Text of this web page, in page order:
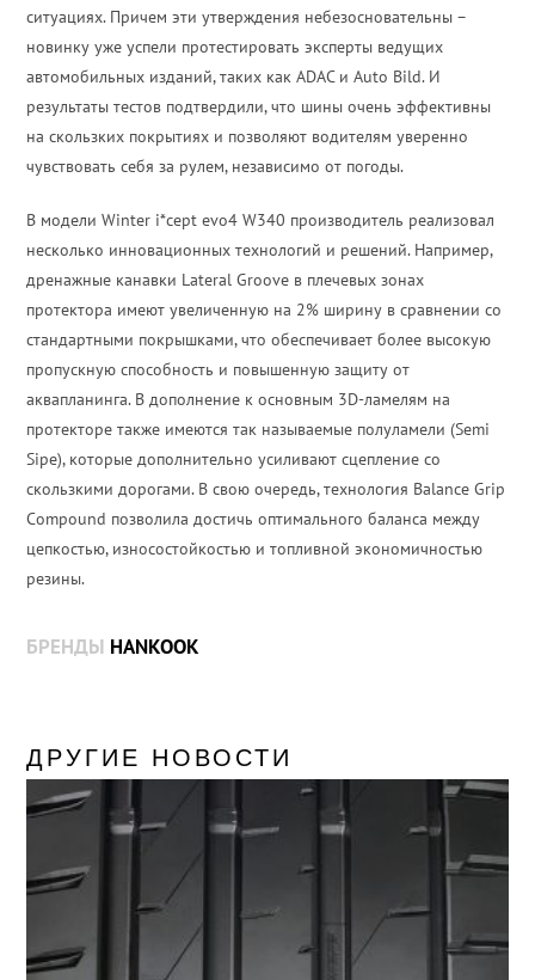
ситуациях. Причем эти утверждения небезосновательны –
новинку уже успели протестировать эксперты ведущих
автомобильных изданий, таких как ADAC и Auto Bild. И
результаты тестов подтвердили, что шины очень эффективны
на скользких покрытиях и позволяют водителям уверенно
чувствовать себя за рулем, независимо от погоды.
В модели Winter i*cept evo4 W340 производитель реализовал
несколько инновационных технологий и решений. Например,
дренажные канавки Lateral Groove в плечевых зонах
протектора имеют увеличенную на 2% ширину в сравнении со
стандартными покрышками, что обеспечивает более высокую
пропускную способность и повышенную защиту от
аквапланинга. В дополнение к основным 3D-ламелям на
протекторе также имеются так называемые полуламели (Semi
Sipe), которые дополнительно усиливают сцепление со
скользкими дорогами. В свою очередь, технология Balance Grip
Compound позволила достичь оптимального баланса между
цепкостью, износостойкостью и топливной экономичностью
резины.
БРЕНДЫ HANKOOK
ДРУГИЕ НОВОСТИ